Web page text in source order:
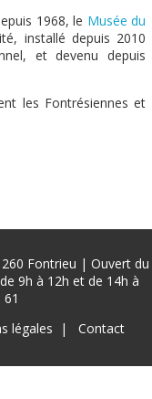
1968, le Musée du
installé depuis 2010
et devenu depuis
les Fontrésiennes et
Fontrieu | Ouvert du
9h à 12h et de 14h à
légales Contact